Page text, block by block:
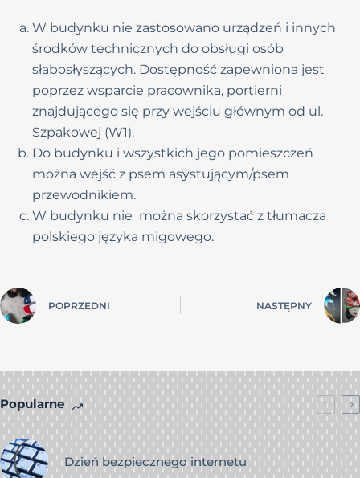
W budynku nie zastosowano urządzeń i innych
środków technicznych do obsługi osób
słabosłyszących. Dostępność zapewniona jest
poprzez wsparcie pracownika, portierni
znajdującego się przy wejściu głównym od ul.
Szpakowej (W1).
Do budynku i wszystkich jego pomieszczeń
można wejść z psem asystującym/psem
przewodnikiem.
W budynku nie można skorzystać z tłumacza
polskiego języka migowego.
POPRZEDNI NASTĘPNY
Popularne
Dzień bezpiecznego internetu